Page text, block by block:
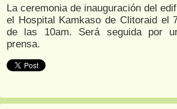
La ceremonia de inauguración del
el Hospital Kamkaso de Clitoraid el
de las 10am. Será seguida por
prensa.